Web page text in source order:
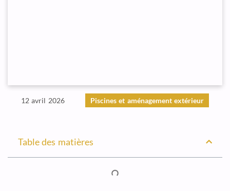
12 avril 2026 Piscines et aménagement extérieur
Table des matières